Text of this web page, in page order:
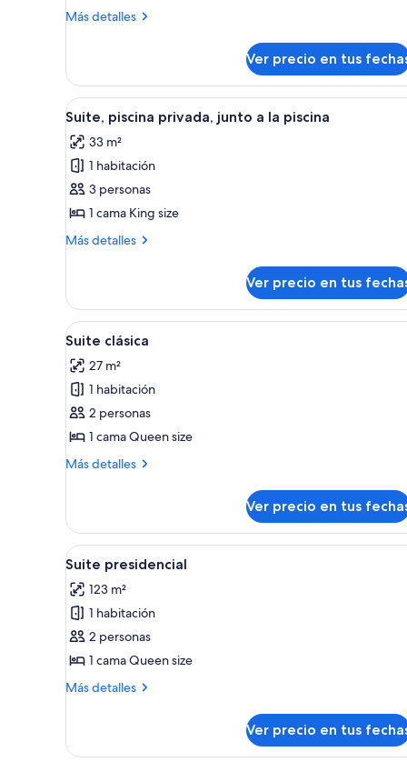
Más detalles
Más
Deluxe
Ver precio en tus
Ver
todas
las
fotos
de
Suite,
piscina
a
la
piscina
Un área de piscina moderna
13
Suite, piscina privada, junto a la piscina
33 m²
1 habitación
3 personas
1 cama King size
Más detalles
Más
piscina
privada,
junto
la
piscina
Ver precio en tus
Ver
todas
las
fotos
de
Suite
clásica
Un dormitorio moderno con
3
Suite clásica
27 m²
1 habitación
2 personas
1 cama Queen size
Más detalles
Más
clásica
Ver precio en tus
Ver
todas
las
fotos
de
Suite
presidencial
Un dormitorio con tragaluz,
11
Suite presidencial
123 m²
1 habitación
2 personas
1 cama Queen size
Más detalles
Más
presidencial
Ver precio en tus